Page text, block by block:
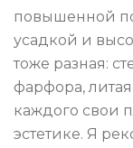
повышенной
усадкой и
тоже разная:
фарфора,
каждого свои
эстетике. Я